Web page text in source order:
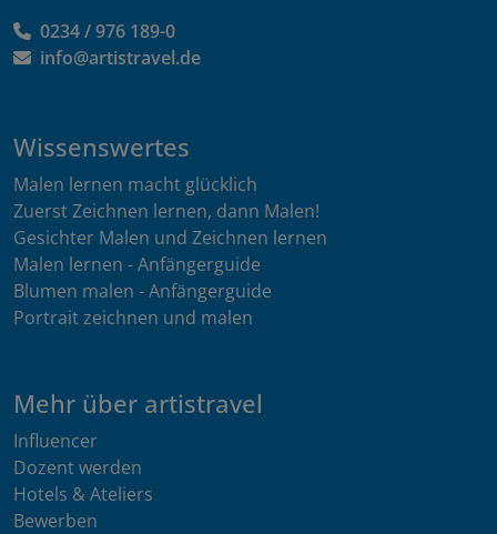
0234 / 976 189-0
info@artistravel.de
Wissenswertes
Malen lernen macht glücklich
Zuerst Zeichnen lernen, dann Malen!
Gesichter Malen und Zeichnen lernen
Malen lernen - Anfängerguide
Blumen malen - Anfängerguide
Portrait zeichnen und malen
Mehr über artistravel
Influencer
Dozent werden
Hotels & Ateliers
Bewerben